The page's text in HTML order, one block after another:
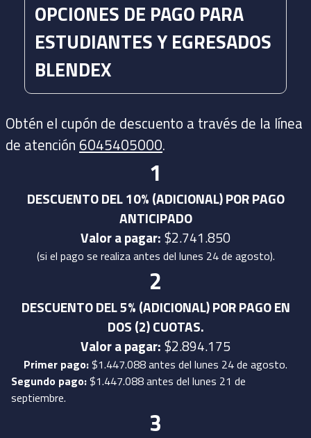
OPCIONES DE PAGO PARA
ESTUDIANTES Y EGRESADOS
BLENDEX
Obtén el cupón de descuento a través de la línea
de atención 6045405000.
1
DESCUENTO DEL 10% (ADICIONAL) POR PAGO
ANTICIPADO
Valor a pagar: $2.741.850
(si el pago se realiza antes del lunes 24 de agosto).
2
DESCUENTO DEL 5% (ADICIONAL) POR PAGO EN
DOS (2) CUOTAS.
Valor a pagar: $2.894.175
Primer pago:$1.447.088 antes del lunes 24 de agosto.
Segundo pago:$1.447.088 antes del lunes 21 de
septiembre.
3